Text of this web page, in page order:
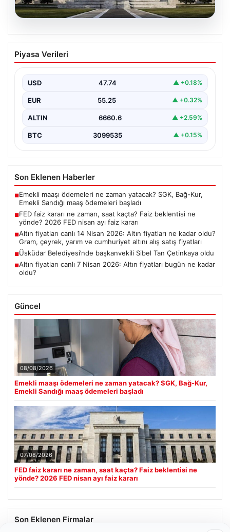
FED faiz kararı ne zaman, saat kaçta?
Faiz beklentisi ne yönde? 2026 FED
Piyasa Verileri
USD 47.74 ▲ +0.18%
EUR 55.25 ▲ +0.32%
ALTIN 6660.6 ▲ +2.59%
BTC 3099535 ▲ +0.15%
Son Eklenen Haberler
■Emekli maaşı ödemeleri ne zaman yatacak? SGK, Bağ-Kur,
Emekli Sandığı maaş ödemeleri başladı
■FED faiz kararı ne zaman, saat kaçta? Faiz beklentisi ne
yönde? 2026 FED nisan ayı faiz kararı
■Altın fiyatları canlı 14 Nisan 2026: Altın fiyatları ne kadar oldu?
Gram, çeyrek, yarım ve cumhuriyet altını alış satış fiyatları
■Üsküdar Belediyesi’nde başkanvekili Sibel Tan Çetinkaya oldu
■Altın fiyatları canlı 7 Nisan 2026: Altın fiyatları bugün ne kadar
oldu?
Güncel
08/08/2026
Emekli maaşı ödemeleri ne zaman yatacak? SGK, Bağ-Kur,
Emekli Sandığı maaş ödemeleri başladı
07/08/2026
FED faiz kararı ne zaman, saat kaçta? Faiz beklentisi ne
yönde? 2026 FED nisan ayı faiz kararı
Son Eklenen Firmalar